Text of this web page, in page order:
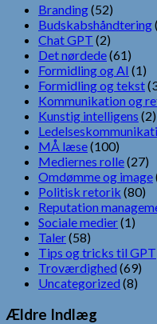
Branding(52)
Budskabshåndtering
Chat GPT (2)
Det nørdede(61)
Formidling og AI (1)
Formidling og tekst
Kommunikation og
Kunstig intelligens (2)
MÅ læse(100)
Mediernes rolle(27)
Omdømme og image
Politisk retorik (80)
Reputation
Sociale medier(1)
Taler(58)
Tips og tricks til GPT
Troværdighed (69)
Uncategorized (8)
Ældre Indlæg